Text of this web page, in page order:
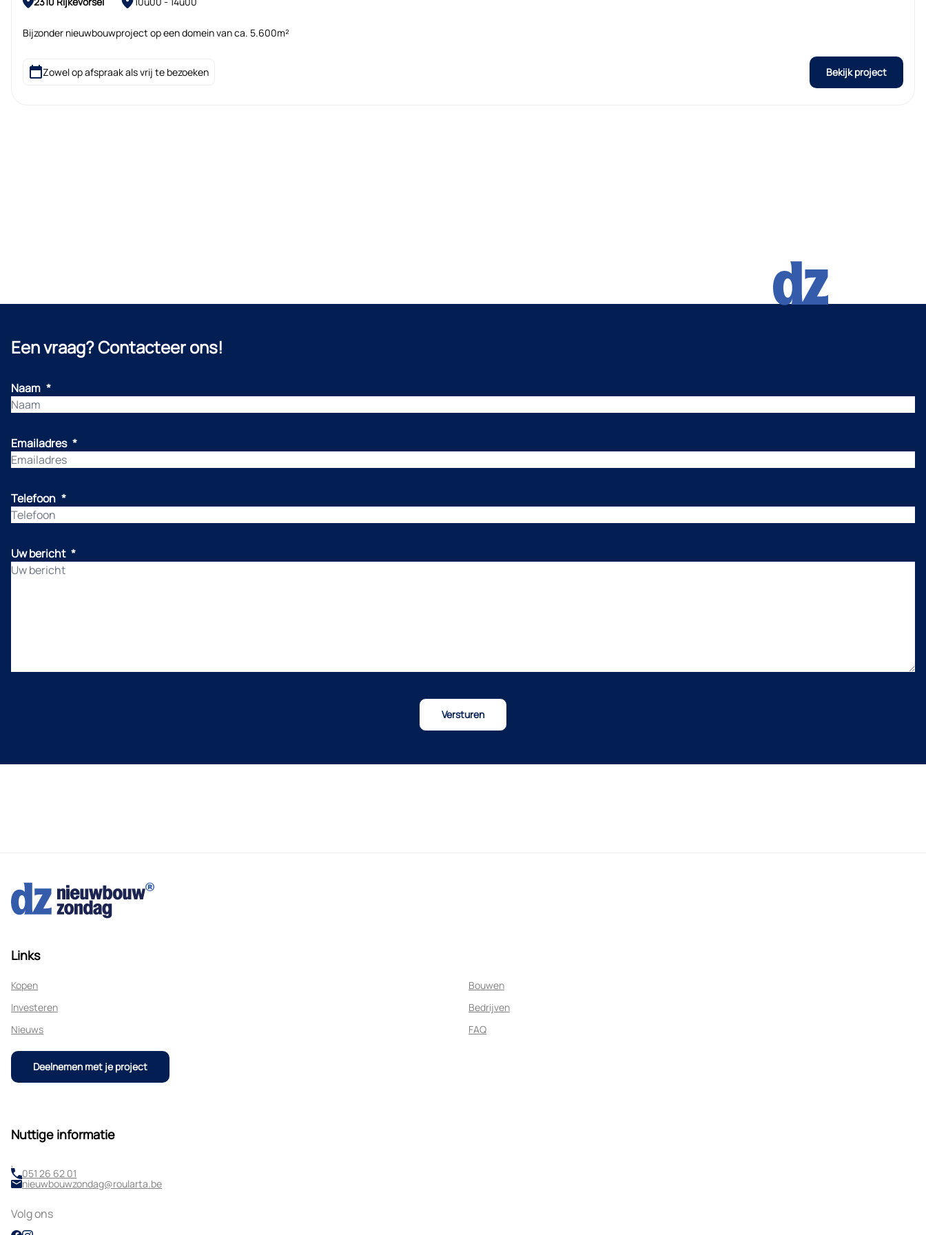
Bijzonder nieuwbouwproject op een domein van ca. 5.600m²
Zowel op afspraak als vrij te bezoeken Bekijk project
Een vraag? Contacteer ons!
Naam *
Emailadres *
Telefoon *
Uw bericht *
Links
Kopen
Bouwen
Investeren
Bedrijven
Nieuws
FAQ
Deelnemen met je project
Nuttige informatie
,
051 26 62 01
nieuwbouwzondag@roularta.be
Volg ons